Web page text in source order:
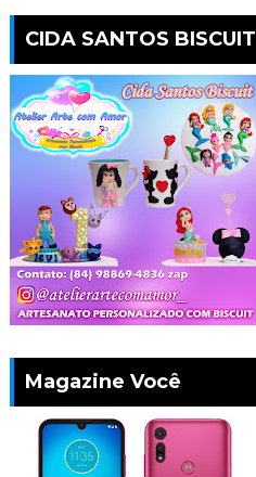
CIDA SANTOS BISCUIT
Magazine Você